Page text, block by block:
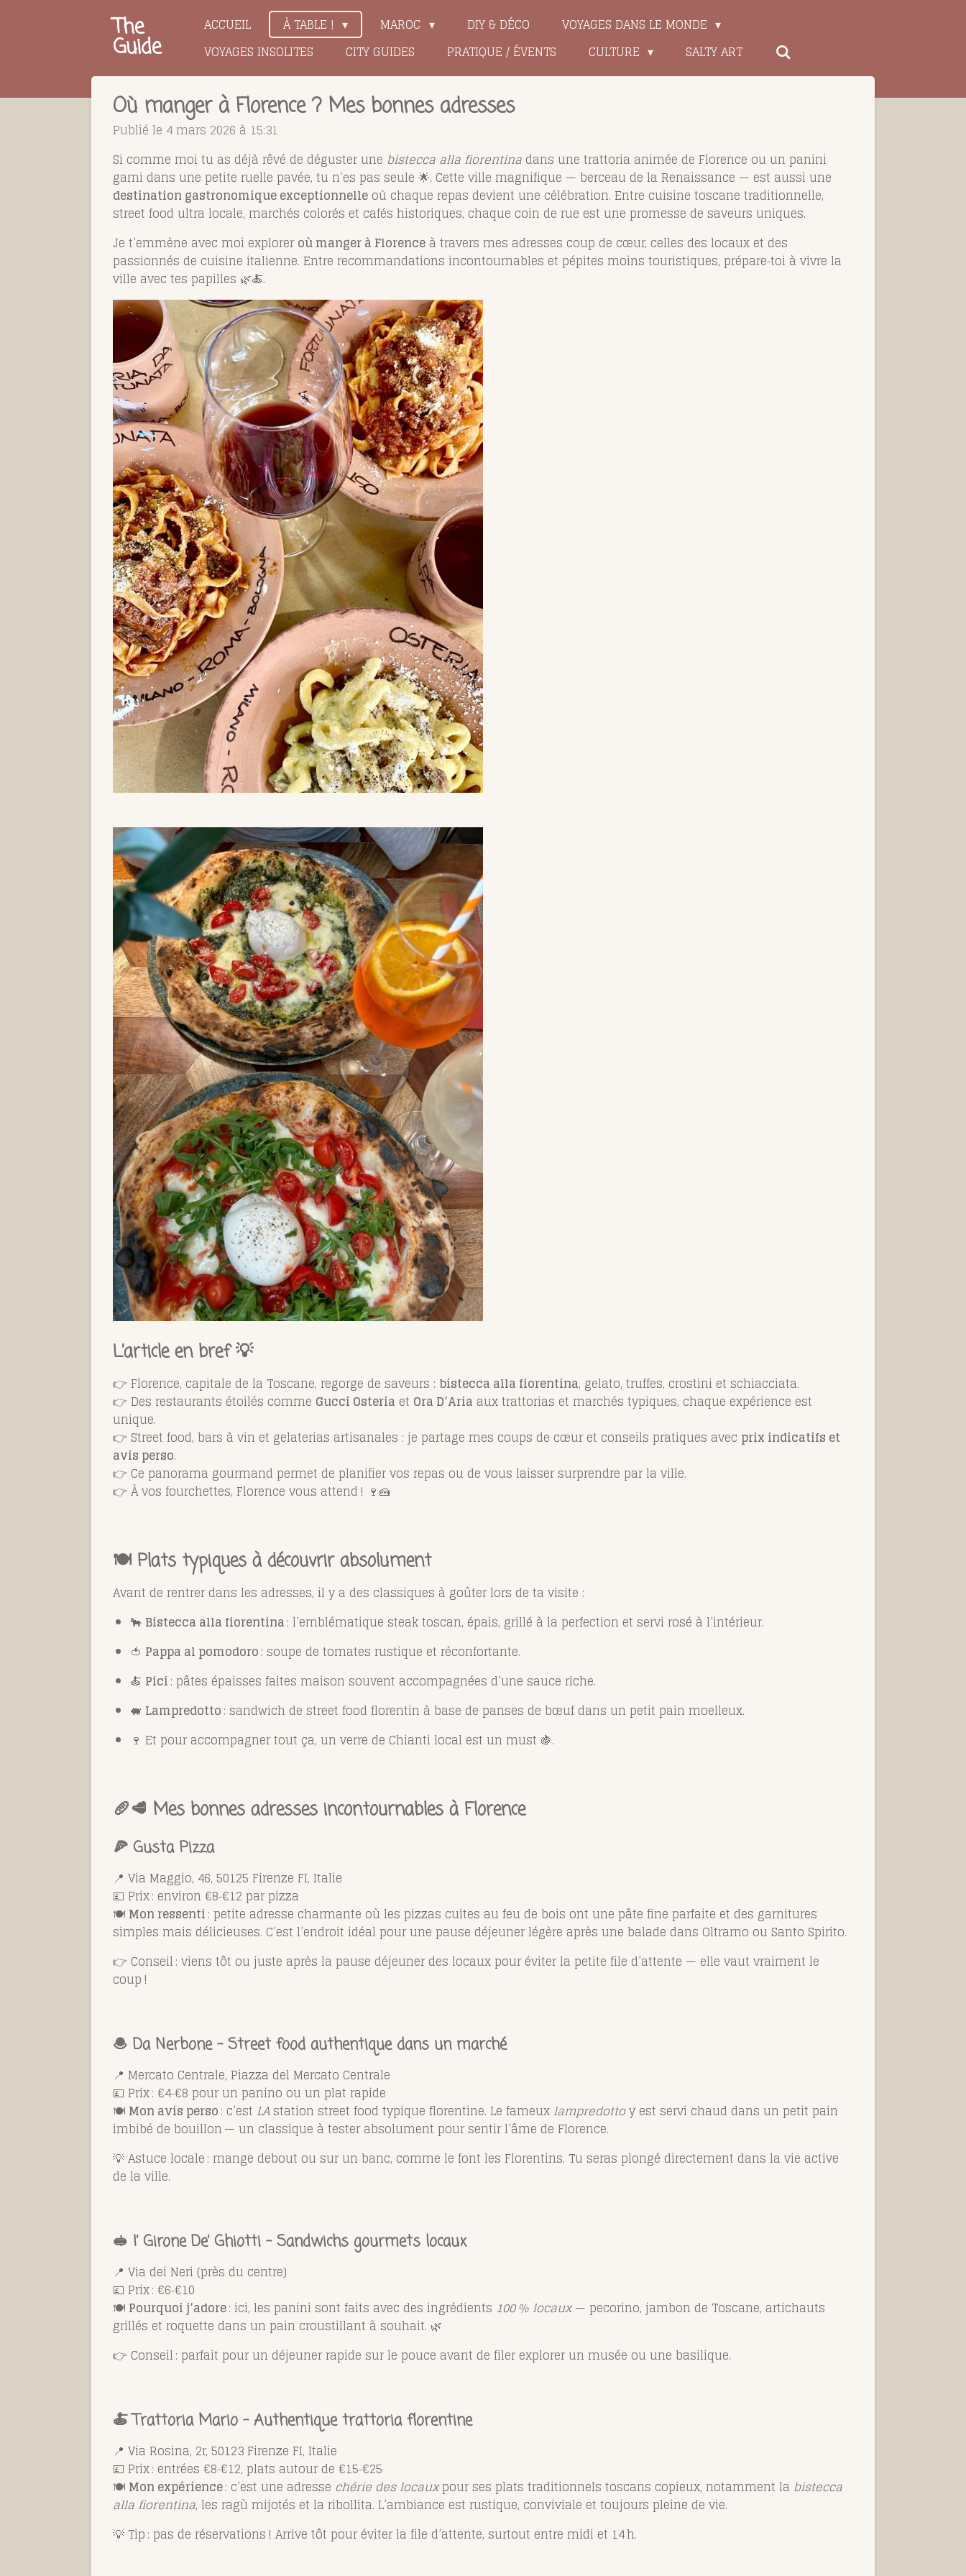
The
Guide
ACCUEIL À TABLE ! MAROC DIY & DÉCO
VOYAGES DANS LE MONDE
VOYAGES INSOLITES
CITY GUIDES PRATIQUE / ÉVENTS CULTURE SALTY ART
Où manger à Florence ? Mes bonnes adresses
Publié le 4 mars 2026 à 15:31
Si comme moi tu as déjà rêvé de déguster une bistecca alla fiorentina dans une trattoria animée de Florence ou un panini
garni dans une petite ruelle pavée, tu n’es pas seule 🌟. Cette ville magnifique — berceau de la Renaissance — est aussi une
destination gastronomique exceptionnelle où chaque repas devient une célébration. Entre cuisine toscane traditionnelle,
street food ultra locale, marchés colorés et cafés historiques, chaque coin de rue est une promesse de saveurs uniques.
Je t’emmène avec moi exploreroù manger à Florence à travers mes adresses coup de cœur, celles des locaux et des
passionnés de cuisine italienne. Entre recommandations incontournables et pépites moins touristiques, prépare‑toi à vivre la
ville avec tes papilles 🌿🍝.
L’article en bref 💡
👉 Florence, capitale de la Toscane, regorge de saveurs : bistecca alla fiorentina, gelato, truffes, crostini et schiacciata.
👉 Des restaurants étoilés comme Gucci Osteria et Ora D’Aria aux trattorias et marchés typiques, chaque expérience est
unique.
👉 Street food, bars à vin et gelaterias artisanales : je partage mes coups de cœur et conseils pratiques avec prix indicatifs et
avis perso.
👉 Ce panorama gourmand permet de planifier vos repas ou de vous laisser surprendre par la ville.
👉 À vos fourchettes, Florence vous attend ! 🍷🍰
🍽️ Plats typiques à découvrir absolument
Avant de rentrer dans les adresses, il y a des classiques à goûter lors de ta visite :
🐂 Bistecca alla fiorentina: l’emblématique steak toscan, épais, grillé à la perfection et servi rosé à l’intérieur.
🍅 Pappa al pomodoro: soupe de tomates rustique et réconfortante.
🍝 Pici: pâtes épaisses faites maison souvent accompagnées d’une sauce riche.
🐖 Lampredotto: sandwich de street food florentin à base de panses de bœuf dans un petit pain moelleux.
🍷 Et pour accompagner tout ça, un verre de Chianti local est un must 🍇.
🥖🥩 Mes bonnes adresses incontournables à Florence
🍕 Gusta Pizza
📍 Via Maggio, 46, 50125 Firenze FI, Italie
💷 Prix : environ €8‑€12 par pizza
🍽️ Mon ressenti: petite adresse charmante où les pizzas cuites au feu de bois ont une pâte fine parfaite et des garnitures
simples mais délicieuses. C’est l’endroit idéal pour une pause déjeuner légère après une balade dans Oltrarno ou Santo Spirito.
👉 Conseil : viens tôt ou juste après la pause déjeuner des locaux pour éviter la petite file d’attente — elle vaut vraiment le
coup !
🧆 Da Nerbone – Street food authentique dans un marché
📍 Mercato Centrale, Piazza del Mercato Centrale
💷 Prix : €4‑€8 pour un panino ou un plat rapide
🍽️ Mon avis perso: c’est LAstation street food typique florentine. Le fameux lampredottoy est servi chaud dans un petit pain
imbibé de bouillon — un classique à tester absolument pour sentir l’âme de Florence.
💡 Astuce locale : mange debout ou sur un banc, comme le font les Florentins. Tu seras plongé directement dans la vie active
de la ville.
🥪 I’ Girone De’ Ghiotti – Sandwichs gourmets locaux
📍 Via dei Neri (près du centre)
💷 Prix : €6‑€10
🍽️ Pourquoi j’adore: ici, les panini sont faits avec des ingrédients 100 % locaux— pecorino, jambon de Toscane, artichauts
grillés et roquette dans un pain croustillant à souhait. 🌿
👉 Conseil : parfait pour un déjeuner rapide sur le pouce avant de filer explorer un musée ou une basilique.
🍝Trattoria Mario – Authentique trattoria florentine
📍 Via Rosina, 2r, 50123 Firenze FI, Italie
💷 Prix : entrées €8‑€12, plats autour de €15‑€25
🍽️ Mon expérience: c’est une adresse chérie des locauxpour ses plats traditionnels toscans copieux, notamment la bistecca
alla fiorentina, les ragù mijotés et la ribollita. L’ambiance est rustique, conviviale et toujours pleine de vie.
💡 Tip : pas de réservations ! Arrive tôt pour éviter la file d’attente, surtout entre midi et 14 h.